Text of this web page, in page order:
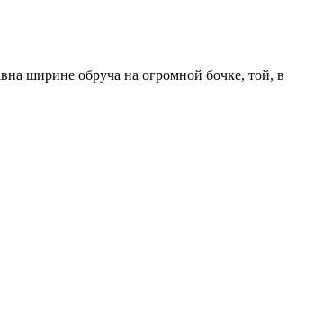
ширине обруча на огромной бочке, той, в